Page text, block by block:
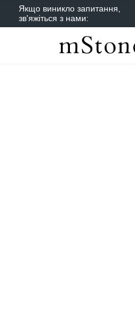
Якщо виникло запитання,
зв'яжіться з нами: